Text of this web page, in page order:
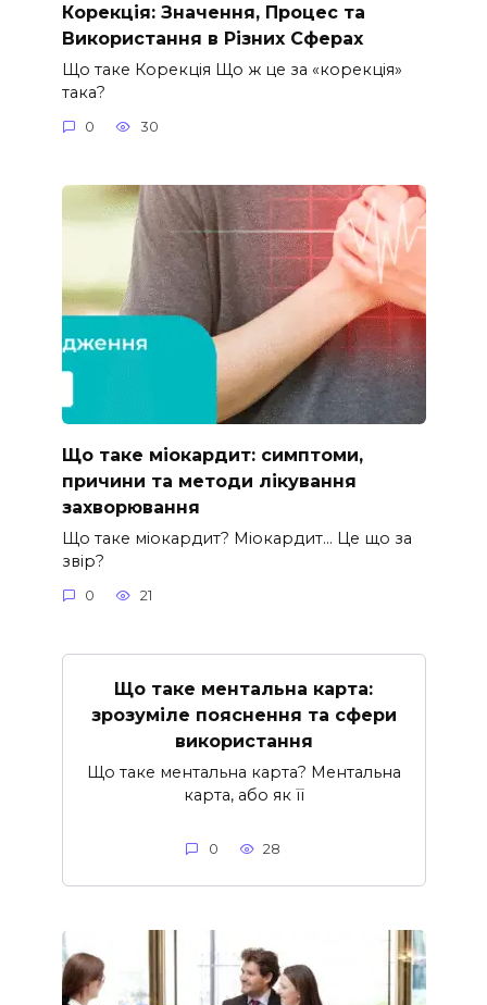
Корекція: Значення, Процес та
Використання в Різних Сферах
Що таке Корекція Що ж це за «корекція»
така?
0 30
Що таке міокардит: симптоми,
причини та методи лікування
захворювання
Що таке міокардит? Міокардит… Це що за
звір?
0 21
Що таке ментальна карта:
зрозуміле пояснення та сфери
використання
Що таке ментальна карта? Ментальна
карта, або як її
0 28